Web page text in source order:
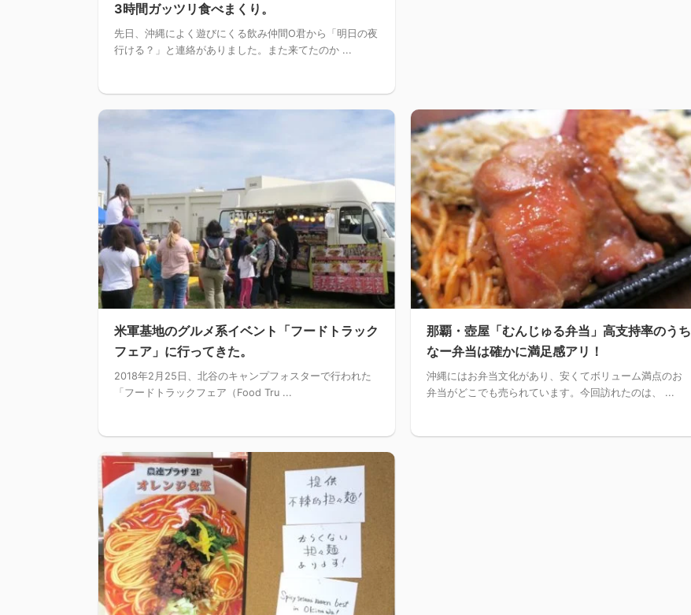
3時間ガッツリ食べまくり。
先日、沖縄によく遊びにくる飲み仲間O君から「明日の夜
行ける？」と連絡がありました。また来てたのか ...
米軍基地のグルメ系イベント「フードトラック
フェア」に行ってきた。
2018年2月25日、北谷のキャンプフォスターで行われた
「フードトラックフェア（Food Tru ...
那覇・壺屋「むんじゅる弁当」高支持率のうち
なー弁当は確かに満足感アリ！
沖縄にはお弁当文化があり、安くてボリューム満点のお
弁当がどこでも売られています。今回訪れたのは、 ...